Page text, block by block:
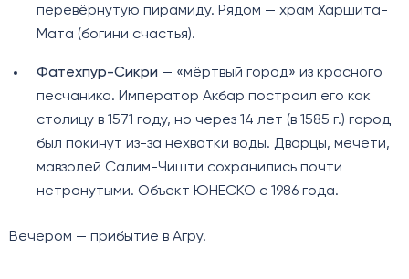
перевёрнутую пирамиду. Рядом — храм Харшита-
Мата (богини счастья).
Фатехпур-Сикри — «мёртвый город» из красного
песчаника. Император Акбар построил его как
столицу в 1571 году, но через 14 лет (в 1585 г.) город
был покинут из-за нехватки воды. Дворцы, мечети,
мавзолей Салим-Чишти сохранились почти
нетронутыми. Объект ЮНЕСКО с 1986 года.
Вечером — прибытие в Агру.